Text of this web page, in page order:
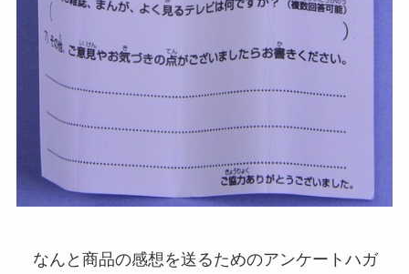
なんと商品の感想を送るためのアンケートハガ